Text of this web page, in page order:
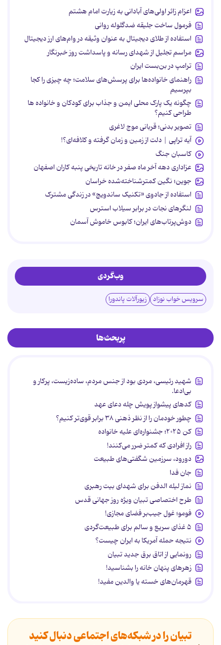
اعزام زائر اولی‌های آبادانی به زیارت امام هشتم
فرمول ساخت جلیقه ضدگلوله روانی
استفاده از طلای دیجیتال به عنوان وثیقه در وام‌های ارز دیجیتال
مراسم تجلیل از شهدای رسانه و پاسداشت روز خبرنگار
ترامپ در بن‌بست ایران
راهنمای خانواده‌ها برای پرسش‌های سلامت؛ چه چیزی را کجا
بپرسیم
چگونه یک پارک محلی ایمن و جذاب برای کودکان و خانواده ها
طراحی کنیم؟
تصویر بدنی؛ قربانی موج لاغری
آیه تراپی | دلت از زمین و زمان گرفته و کلافه‌ای؟!
کاسبان جنگ
عزاداری دهه آخر ماه صفر در خانه تاریخی پنبه کاران اصفهان
جوین؛ نگین کمترشناخته‌شده خراسان
استفاده از جادوی «تکنیک ساندویچ» در زندگی مشترک
لنگرهای نجات در برابر سیلاب استرس
دوش‌پرتاب‌های ایران؛ کابوس خاموش آسمان
وب‌گردی
سرویس خواب نوزاد زیورآلات پاندورا
پربحث‌ها
شهید رئیسی، مردی بود از جنس مردم، ساده‌زیست، پرکار و
بی‌ادعا.
کدهای پیشواز پویش چله دعای عهد
چطور خودمان را از نظر ذهنی ۳۸ برابر قوی‌تر کنیم؟
کن ۲۰۲۵؛ جشنواره‌ای علیه خانواده
راز افرادی که کمتر ضرر می‌کنند!
دورود، سرزمین شگفتی‌های طبیعت
جان فدا
نماز لیله الدفن برای شهدای بیت رهبری
طرح اختصاصی تبیان ویژه روز جهانی قدس
فومو؛ غول جیب‌بر فضای مجازی!
۵ غذای سریع و سالم برای طبیعت‌گردی
نتیجه حمله آمریکا به ایران چیست؟
رونمایی از اتاق برق جدید تبیان
زهرهای پنهان خانه را بشناسید!
قهرمان‌های خسته یا والدین مفید!
تبیان را در شبکه‌های اجتماعی دنبال کنید